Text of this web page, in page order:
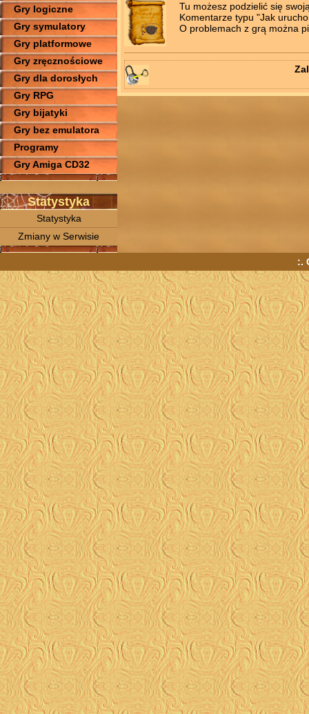
Gry logiczne
Gry symulatory
Gry platformowe
Gry zręcznościowe
Gry dla dorosłych
Gry RPG
Gry bijatyki
Gry bez emulatora
Programy
Gry Amiga CD32
Statystyka
Statystyka
Zmiany w Serwisie
Tu możesz podzielić się
Komentarze typu "Jak
O problemach z grą można
:.